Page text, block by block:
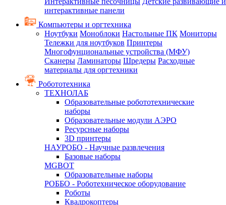
интерактивные панели
Компьютеры и оргтехника
Ноутбуки Моноблоки Настольные ПК Мониторы
Тележки для ноутбуков Принтеры
Многофунциональные устройства (МФУ)
Сканеры Ламинаторы Шредеры Расходные
материалы для оргтехники
Робототехника
ТЕХНОЛАБ
Образовательные робототехнические
наборы
Образовательные модули АЭРО
Ресурсные наборы
3D принтеры
НАУРОБО - Научные развлечения
Базовые наборы
MGBOT
Образовательные наборы
РОББО - Роботехническое оборудование
Роботы
Квадрокоптеры